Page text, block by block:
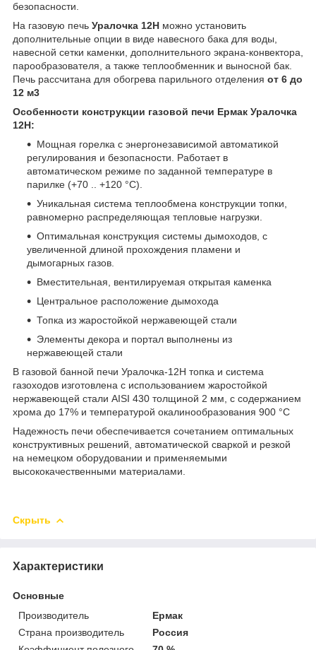
безопасности.
На газовую печь Уралочка 12Н можно установить
дополнительные опции в виде навесного бака для воды,
навесной сетки каменки, дополнительного экрана-конвектора,
парообразователя, а также теплообменник и выносной бак.
Печь рассчитана для обогрева парильного отделения от 6 до
12 м3
Особенности конструкции газовой печи Ермак Уралочка
12Н:
Мощная горелка с энергонезависимой автоматикой
регулирования и безопасности. Работает в
автоматическом режиме по заданной температуре в
парилке (+70 .. +120 °C).
Уникальная система теплообмена конструкции топки,
равномерно распределяющая тепловые нагрузки.
Оптимальная конструкция системы дымоходов, с
увеличенной длиной прохождения пламени и
дымогарных газов.
Вместительная, вентилируемая открытая каменка
Центральное расположение дымохода
Топка из жаростойкой нержавеющей стали
Элементы декора и портал выполнены из
нержавеющей стали
В газовой банной печи Уралочка-12Н топка и система
газоходов изготовлена с использованием жаростойкой
нержавеющей стали AISI 430 толщиной 2 мм, с содержанием
хрома до 17% и температурой окалинообразования 900 °C
Надежность печи обеспечивается сочетанием оптимальных
конструктивных решений, автоматической сваркой и резкой
на немецком оборудовании и применяемыми
высококачественными материалами.
Скрыть
Характеристики
Основные
Производитель
Ермак
Страна производитель
Россия